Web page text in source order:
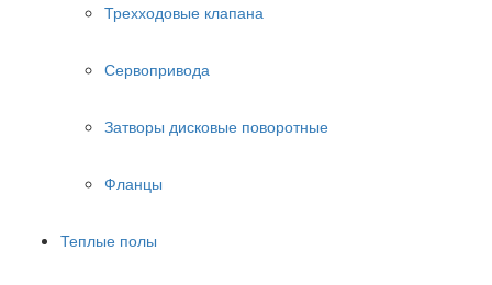
Трехходовые клапана
Сервопривода
Затворы дисковые поворотные
Фланцы
Теплые полы